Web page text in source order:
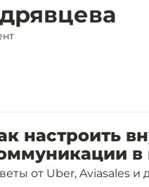
настроить
в
от Uber, Aviasales и